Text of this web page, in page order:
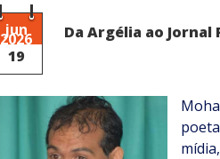
jun
2026
19
Da Argélia ao Jornal